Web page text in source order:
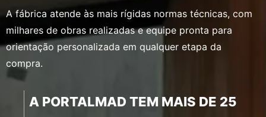
A fábrica atende às mais rígidas normas técnicas, com
milhares de obras realizadas e equipe pronta para
orientação personalizada em qualquer etapa da
compra.
A PORTALMAD TEM MAIS DE 25